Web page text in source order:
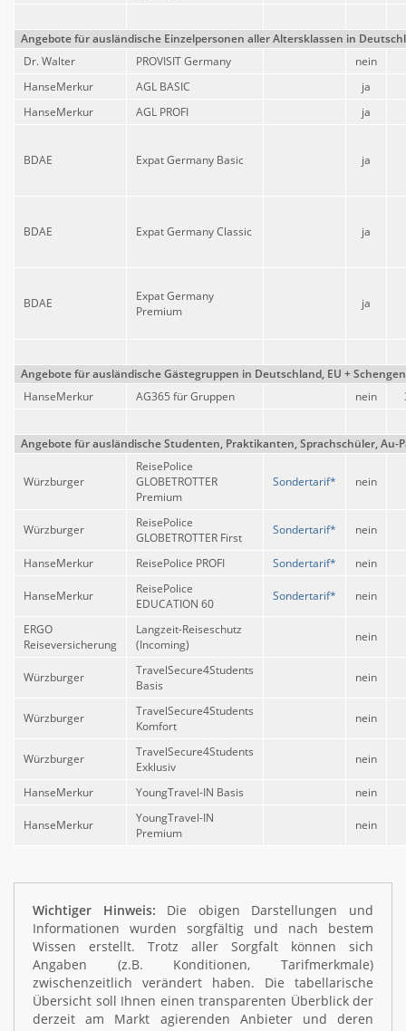
Angebote für ausländische Einzelpersonen aller Altersklassen in
Dr. Walter
PROVISIT Germany
nein
HanseMerkur
AGL BASIC
ja
HanseMerkur
AGL PROFI ja
BDAE Expat Germany Basic ja
BDAE Expat Germany Classic ja
BDAE
Expat Germany
Premium
ja
Angebote für ausländische Gästegruppen in Deutschland, EU +
HanseMerkur
AG365 für Gruppen nein
Angebote für ausländische Studenten, Praktikanten, Sprachschüler, Au-
Würzburger
ReisePolice
GLOBETROTTER
Premium
Sondertarif* nein
Würzburger
ReisePolice
GLOBETROTTER First
Sondertarif* nein
HanseMerkur ReisePolice PROFI Sondertarif* nein
HanseMerkur
ReisePolice
EDUCATION 60
Sondertarif* nein
ERGO
Reiseversicherung
Langzeit-Reiseschutz
(Incoming)
nein
Würzburger
TravelSecure4Students
Basis
nein
Würzburger
TravelSecure4Students
Komfort
nein
Würzburger
TravelSecure4Students
Exklusiv
nein
HanseMerkur YoungTravel-IN Basis nein
HanseMerkur
YoungTravel-IN
Premium
nein
Wichtiger Hinweis: Die obigen Darstellungen und
Informationen wurden sorgfältig und nach bestem
Wissen erstellt. Trotz aller Sorgfalt können sich
Angaben (z.B. Konditionen, Tarifmerkmale)
zwischenzeitlich verändert haben. Die tabellarische
Übersicht soll Ihnen einen transparenten Überblick der
derzeit am Markt agierenden Anbieter und deren